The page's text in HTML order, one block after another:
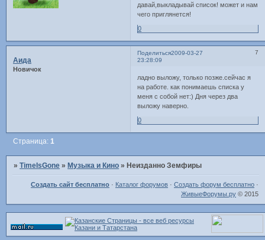
давай,выкладывай список! может и нам
чего приглянется!
0
Поделиться 7
2009-03-27
23:28:09
Аида
Новичок
ладно выложу, только позже.сейчас я
на работе. как понимаешь списка у
меня с собой нет:) Дня через два
выложу наверно.
0
Страница: 1
»TimeIsGone » Музыка и Кино » Неизданно Земфиры
Создать сайт бесплатно · Каталог форумов ·Создать форум бесплатно ·
ЖивыеФорумы.ру © 2015